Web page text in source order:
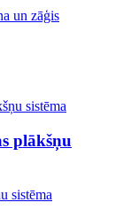
un zāģis
plākšņu